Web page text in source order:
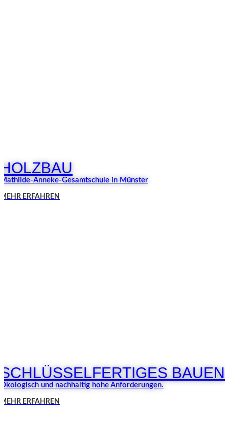
HOLZBAU
Mathilde-Anneke-Gesamtschule in Münster
MEHR ERFAHREN
SCHLÜSSELFERTIGES BAUEN
Ökologisch und nachhaltig hohe Anforderungen.
MEHR ERFAHREN